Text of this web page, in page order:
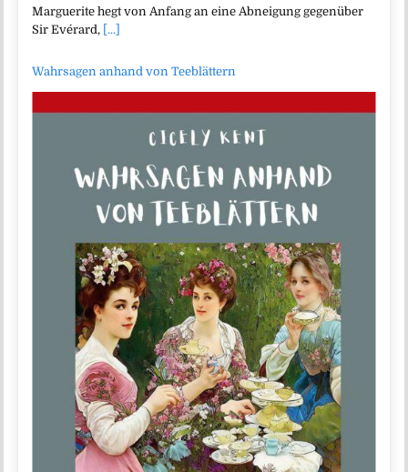
Marguerite hegt von Anfang an eine Abneigung gegenüber
Sir Evérard,
[...]
Wahrsagen anhand von Teeblättern